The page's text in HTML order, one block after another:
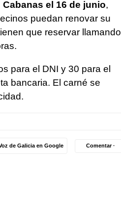
Cabanas el 16 de junio,
puedan renovar su
que reservar llamando
para el DNI y 30 para el
bancaria. El carné se
de Galicia en Google Comentar ·